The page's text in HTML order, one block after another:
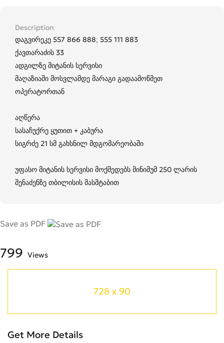
Description
დაგვირეკე 557 866 888; 555 111 883
ქავთარაძის 33
ადგილზე მიტანის სერვისი
მაღაზიაში მოსვლამდე მარაგი გადაამოწმეთ
ოპერატორთან
აღწერა
სასაჩუქრე ყუთით + კაბურა
სიგრძე 21 სმ გახსნილ მდგომარეობაში
უფასო მიტანის სერვისი მოქმედებს მინიმუმ 250 ლარის
შენაძენზე თბილისის მასშტაბით
Save as PDF
799 Views
728 x 90
Get More Details